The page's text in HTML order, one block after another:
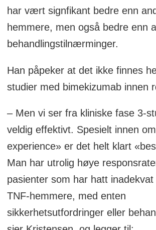
har vært signfikant bedre enn
hemmere, men også bedre enn
behandlingstilnærminger.
Han påpeker at det ikke finnes
studier med bimekizumab innen
– Men vi ser fra kliniske fase 3-
veldig effektivt. Spesielt innen
experience» er det helt klart
Man har utrolig høye
pasienter som har hatt inadekvat
TNF-hemmere, med enten
sikkerhetsutfordringer eller